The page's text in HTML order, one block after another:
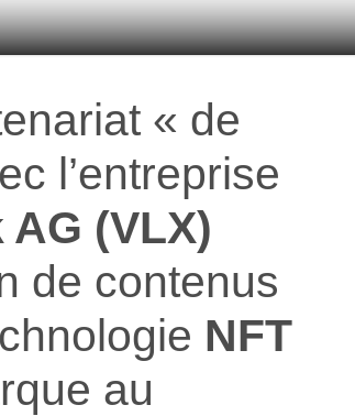
« de
l’entreprise
(VLX)
de contenus
NFT
au